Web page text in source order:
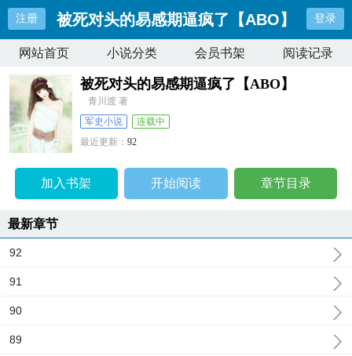
注册 被死对头的易感期逼疯了【ABO】 登录
网站首页 小说分类 会员书架 阅读记录
被死对头的易感期逼疯了【ABO】
青川渡 著
军史小说
连载中
最近更新：92
加入书架 开始阅读 章节目录
最新章节
92
91
90
89